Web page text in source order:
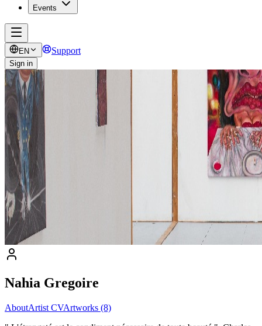
Events
EN Support
Sign in
Nahia Gregoire
AboutArtist CVArtworks (8)